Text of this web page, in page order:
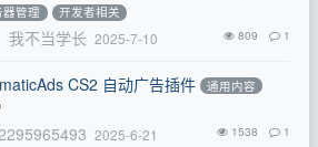
器管理 开发者相关
我不当学长 2025-7-10 809 1
CS2 自动广告插件
通用内容
2025-6-21 1538 1